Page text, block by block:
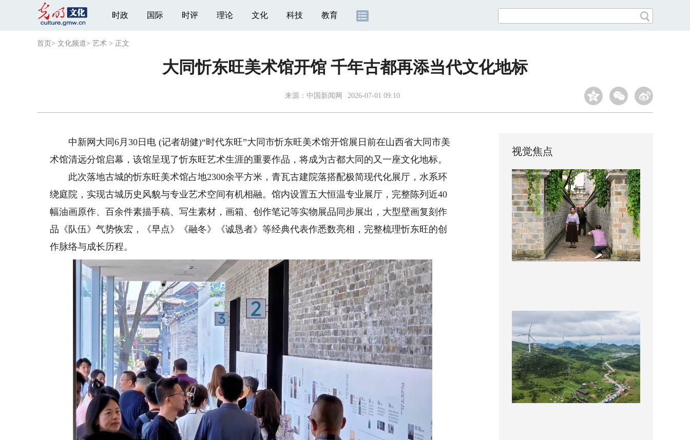
时政 国际 时评 理论 文化 科技 教育
首页 > 文化频道> 艺术 > 正文
大同忻东旺美术馆开馆 千年古都再添当代文化地标
来源： 中国新闻网 2026-07-01 09:10
中新网大同6月30日电 (记者胡健)“时代东旺”大同市忻东旺美术馆开馆展日前在山西省大同市美
术馆清远分馆启幕，该馆呈现了忻东旺艺术生涯的重要作品，将成为古都大同的又一座文化地标。
此次落地古城的忻东旺美术馆占地2300余平方米，青瓦古建院落搭配极简现代化展厅，水系环
绕庭院，实现古城历史风貌与专业艺术空间有机相融。馆内设置五大恒温专业展厅，完整陈列近40
幅油画原作、百余件素描手稿、写生素材，画箱、创作笔记等实物展品同步展出，大型壁画复刻作
品《队伍》气势恢宏，《早点》《融冬》《诚恳者》等经典代表作悉数亮相，完整梳理忻东旺的创
作脉络与成长历程。
视觉焦点